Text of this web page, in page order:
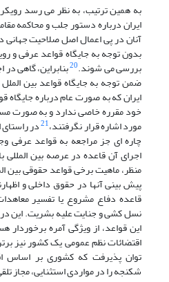
ایران درباره دستور جلب و محاکمه
آنان در پی اعمال اصل صلاحیت جهانی
بدون توجه به جایگاه قواعد عرفی و
بررسی می شوند.20بنابراین، گاهی
ضمن توجه به جایگاه قواعد بین
ایران که به صورت عام درباره
خود مقرره خاصی ندارد و به صورت
مورد اشاره قرار نگرفتند،21در راستای
چاره ای جز مراجعه به قواعد عرفی
اجرای آن قاعده در عرصه بین
منظر، ماهیت برخی قواعد حقوقی بین
پیش بینی آنها در حقوق داخلی و
قاعده دفاع مشروع یا تفسیر
نسل کشی و جنایت علیه بشریت. این
این قواعد، از ویژگی آمره
اقتضائات نظم عمومی یک کشور نیز
توان پذیرفت که کشوری بر اساس
شکنجه را در مواردی استثنایی، مجاز